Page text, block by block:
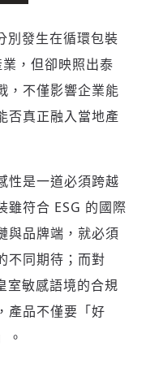
別發生在循環包裝
，但卻映照出泰
，不僅影響企業能
否真正融入當地產
性是一道必須跨越
雖符合 ESG 的國際
與品牌端，就必須
不同期待；而對
室敏感語境的合規
產品不僅要「好
。